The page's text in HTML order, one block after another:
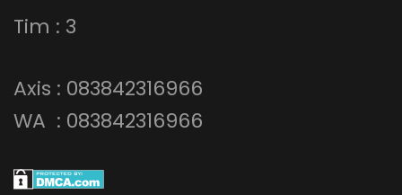
Tim : 3
Axis : 083842316966
WA : 083842316966